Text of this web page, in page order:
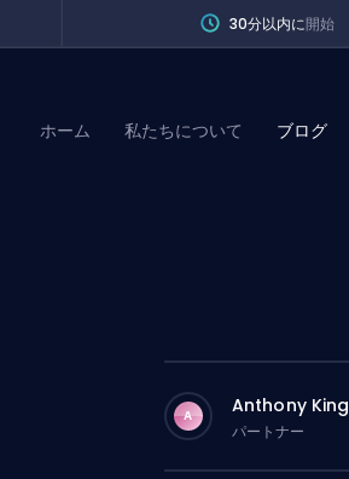
30分以内に開始
ホーム 私たちについて ブログ
A Anthony King
パートナー